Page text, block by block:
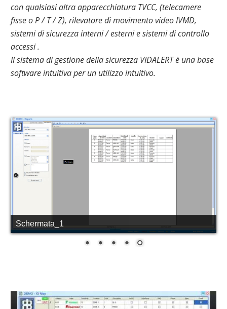
con qualsiasi altra apparecchiatura TVCC, (telecamere
fisse o P / T / Z), rilevatore di movimento video IVMD,
sistemi di sicurezza interni / esterni e sistemi di controllo
accessi .
Il sistema di gestione della sicurezza VIDALERT è una base
software intuitiva per un utilizzo intuitivo.
Schermata_1